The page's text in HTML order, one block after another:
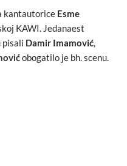
kantautorice Esme
KAWI. Jedanaest
pisali Damir Imamović,
obogatilo je bh. scenu.